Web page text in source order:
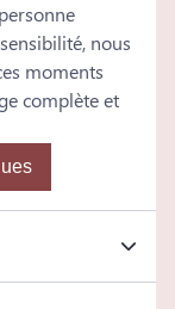
nous
moments
complète et
obsèques